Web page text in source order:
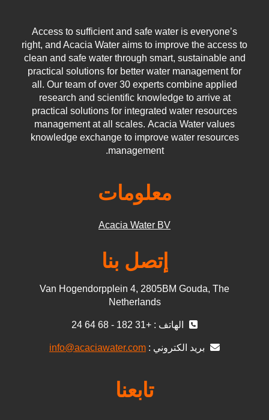
Access to sufficient and safe water is everyone’s
right, and Acacia Water aims to improve the access to
clean and safe water through smart, sustainable and
practical solutions for better water management for
all. Our team of over 30 experts combine applied
research and scientific knowledge to arrive at
practical solutions for integrated water resources
management at all scales. Acacia Water values
knowledge exchange to improve water resources
management.
معلومات
Acacia Water BV
إتصل بنا
Van Hogendorpplein 4, 2805BM Gouda, The
Netherlands
الهاتف : +31 182 - 68 64 24
بريد الكتروني : info@acaciawater.com
تابعنا